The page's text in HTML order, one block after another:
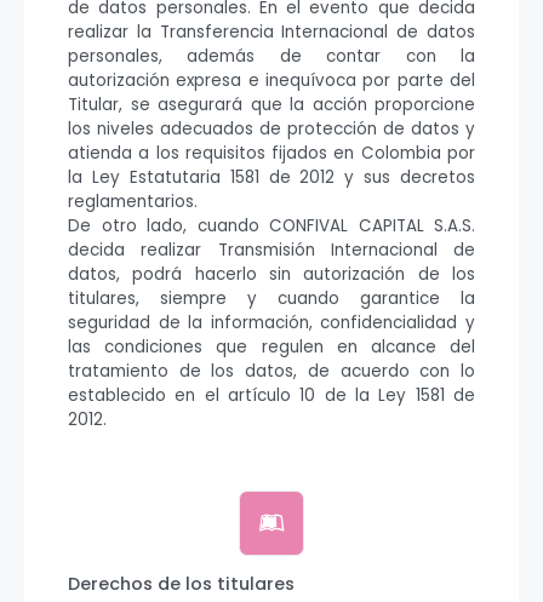
de datos personales. En el evento que decida
realizar la Transferencia Internacional de datos
personales, además de contar con la
autorización expresa e inequívoca por parte del
Titular, se asegurará que la acción proporcione
los niveles adecuados de protección de datos y
atienda a los requisitos fijados en Colombia por
la Ley Estatutaria 1581 de 2012 y sus decretos
reglamentarios.
De otro lado, cuando CONFIVAL CAPITAL S.A.S.
decida realizar Transmisión Internacional de
datos, podrá hacerlo sin autorización de los
titulares, siempre y cuando garantice la
seguridad de la información, confidencialidad y
las condiciones que regulen en alcance del
tratamiento de los datos, de acuerdo con lo
establecido en el artículo 10 de la Ley 1581 de
2012.
Derechos de los titulares